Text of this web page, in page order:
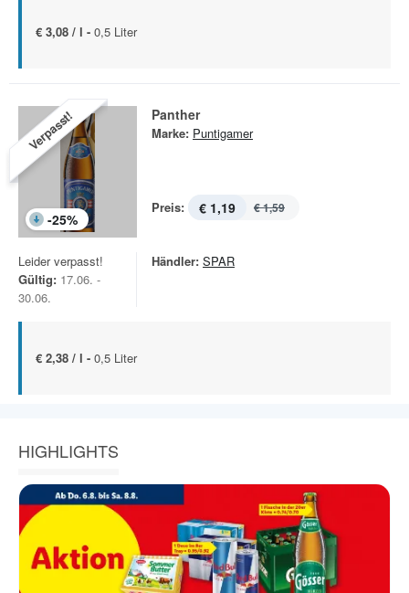
€ 3,08 / l - 0,5 Liter
Verpasst!
-25%
Panther
Marke: Puntigamer
Preis: € 1,19 € 1,59
Leider verpasst!
Gültig: 17.06. -
30.06.
Händler: SPAR
€ 2,38 / l - 0,5 Liter
HIGHLIGHTS